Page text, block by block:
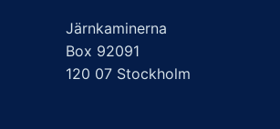
Järnkaminerna
Box 92091
120 07 Stockholm